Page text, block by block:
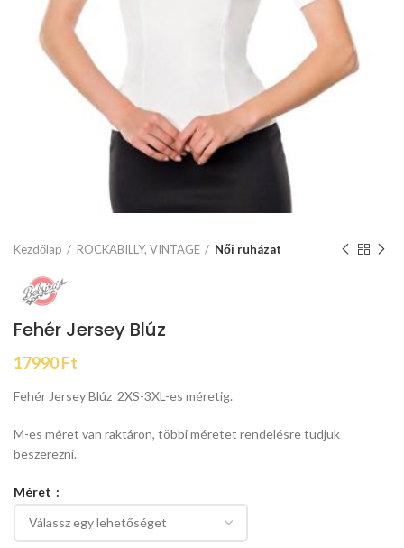
Kezdőlap ROCKABILLY, VINTAGE Női ruházat
Fehér Jersey Blúz
17990Ft
Fehér Jersey Blúz 2XS-3XL-es méretig.
M-es méret van raktáron, többi méretet rendelésre tudjuk
beszerezni.
Méret